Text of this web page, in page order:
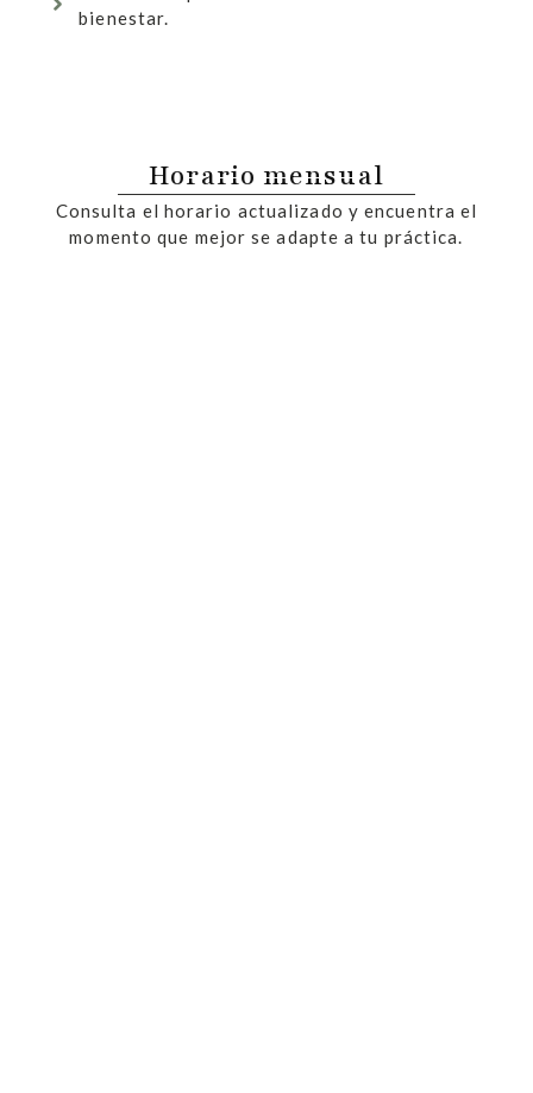
bienestar.
Horario mensual
Consulta el horario actualizado y encuentra el
momento que mejor se adapte a tu práctica.